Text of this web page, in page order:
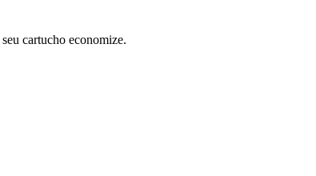
cartucho economize.